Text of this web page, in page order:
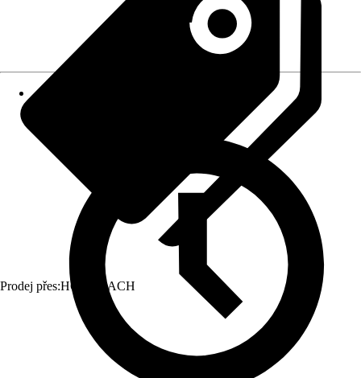
Prodej přes:HORNBACH